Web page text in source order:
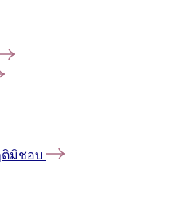
ติมิชอบ